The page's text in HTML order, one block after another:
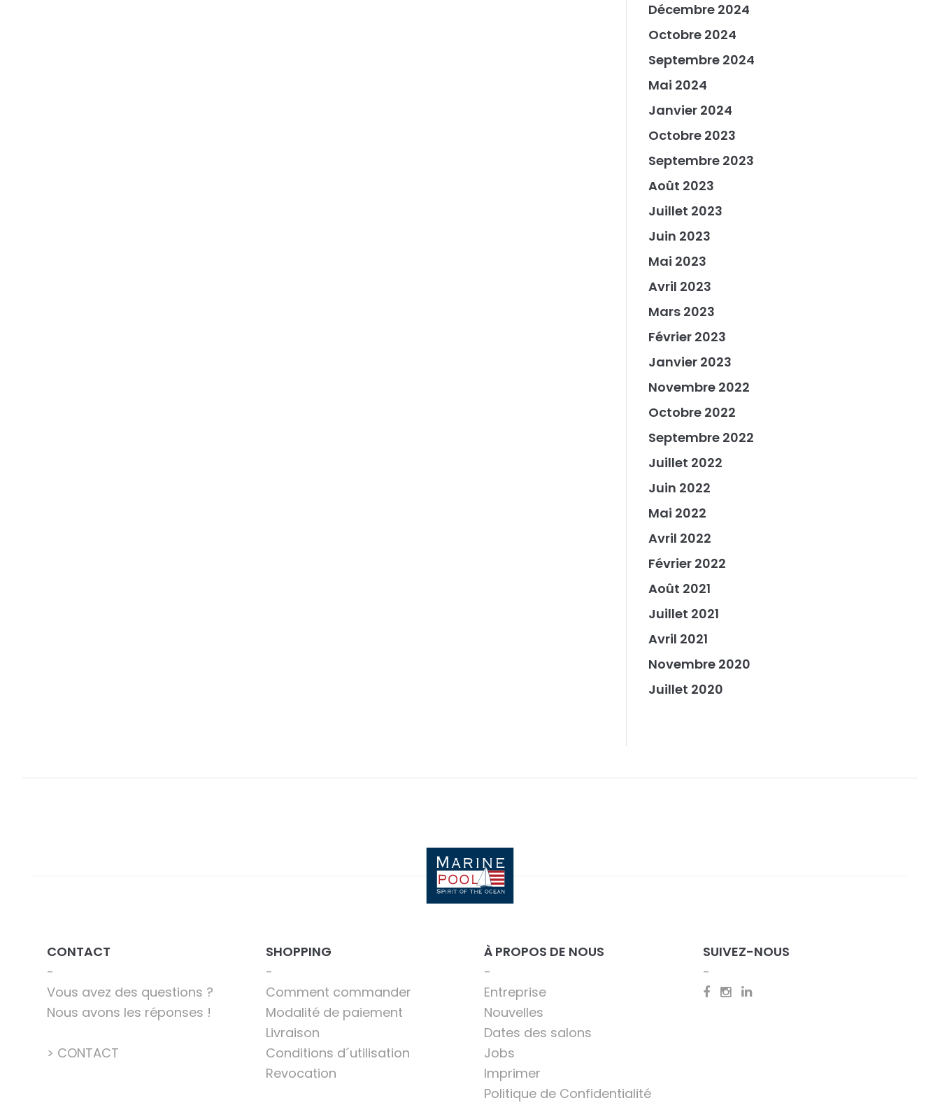
Décembre 2024
Octobre 2024
Septembre 2024
Mai 2024
Janvier 2024
Octobre 2023
Septembre 2023
Août 2023
Juillet 2023
Juin 2023
Mai 2023
Avril 2023
Mars 2023
Février 2023
Janvier 2023
Novembre 2022
Octobre 2022
Septembre 2022
Juillet 2022
Juin 2022
Mai 2022
Avril 2022
Février 2022
Août 2021
Juillet 2021
Avril 2021
Novembre 2020
Juillet 2020
CONTACT
Vous avez des questions ?
Nous avons les réponses !
> CONTACT
SHOPPING
Comment commander
Modalité de paiement
Livraison
Conditions d´utilisation
Revocation
À PROPOS DE NOUS
Entreprise
Nouvelles
Dates des salons
Jobs
Imprimer
Politique de Confidentialité
SUIVEZ-NOUS